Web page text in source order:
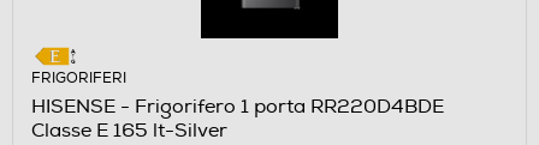
FRIGORIFERI
HISENSE - Frigorifero 1 porta RR220D4BDE
Classe E 165 lt-Silver